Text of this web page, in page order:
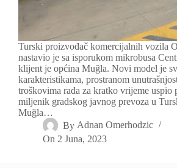
Turski proizvođač komercijalnih vozila
nastavio je sa isporukom mikrobusa
klijent je općina Muğla. Novi model je
karakteristikama, prostranom
troškovima rada za kratko vrijeme uspio
miljenik gradskog javnog prevoza u
Muğla…
By Adnan Omerhodzic
On 2 Juna, 2023